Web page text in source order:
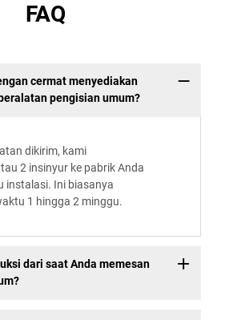
FAQ
cermat menyediakan
pengisian umum?
dikirim, kami
2 insinyur ke pabrik Anda
instalasi. Ini biasanya
1 hingga 2 minggu.
dari saat Anda memesan